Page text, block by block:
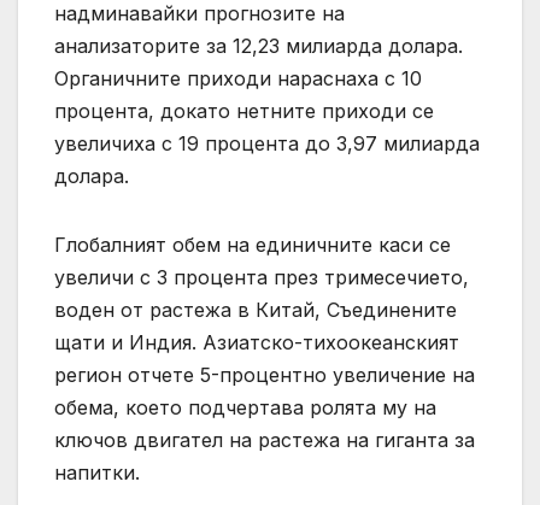
надминавайки прогнозите на
анализаторите за 12,23 милиарда долара.
Органичните приходи нараснаха с 10
процента, докато нетните приходи се
увеличиха с 19 процента до 3,97 милиарда
долара.
Глобалният обем на единичните каси се
увеличи с 3 процента през тримесечието,
воден от растежа в Китай, Съединените
щати и Индия. Азиатско-тихоокеанският
регион отчете 5-процентно увеличение на
обема, което подчертава ролята му на
ключов двигател на растежа на гиганта за
напитки.